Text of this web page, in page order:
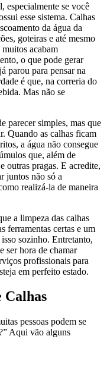
especialmente se você
esse sistema. Calhas
da água da
goteiras e até mesmo
acabam
o que pode gerar
parou para pensar na
é que, na correria do
Mas não se
parecer simples, mas que
Quando as calhas ficam
a água não consegue
que, além de
outras pragas. E acredite,
juntos não só a
realizá-la de maneira
a limpeza das calhas
ferramentas certas e um
sozinho. Entretanto,
ser hora de chamar
profissionais para
em perfeito estado.
Calhas
pessoas podem se
Aqui vão alguns